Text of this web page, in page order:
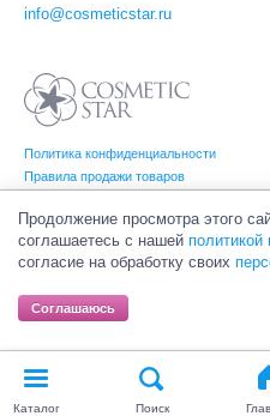
Политика конфиденциальности
Правила продажи товаров
info@cosmeticstar.ru
(Косметик Стар). Все права на
владельцам.
Каталог Поиск
Продолжение просмотра этого
соглашаетесь с нашей
согласие на обработку своих
Соглашаюсь